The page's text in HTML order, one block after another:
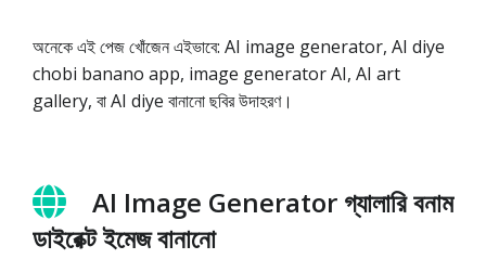
অনেকে এই পেজ খোঁজেন এইভাবে: AI image generator, AI diye
chobi banano app, image generator AI, AI art
gallery, বা AI diye বানানো ছবির উদাহরণ।
AI Image Generator গ্যালারি বনাম
ডাইরেক্ট ইমেজ বানানো